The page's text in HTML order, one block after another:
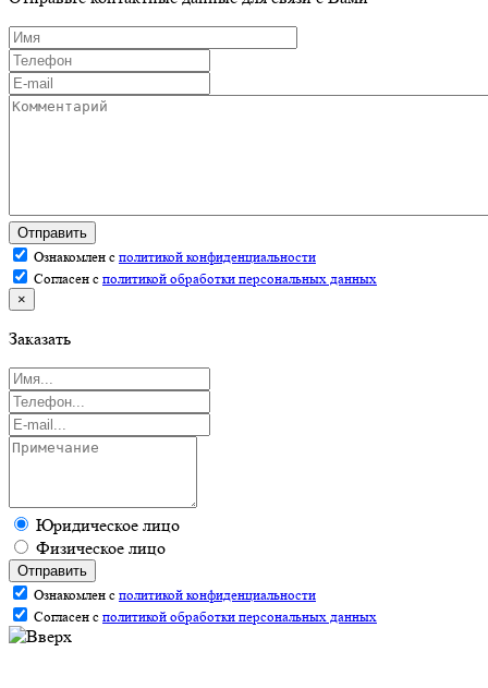
Отправить
Ознакомлен с политикой конфиденциальности
Согласен с политикой обработки персональных данных
×
Заказать
Юридическое лицо
Физическое лицо
Отправить
Ознакомлен с политикой конфиденциальности
Согласен с политикой обработки персональных данных